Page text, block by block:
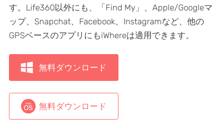
す。Life360以外にも、「Find My」、Apple/Googleマ
ップ、Snapchat、Facebook、Instagramなど、他の
GPSベースのアプリにもiWhereは適用できます。
無料ダウンロード
無料ダウンロード